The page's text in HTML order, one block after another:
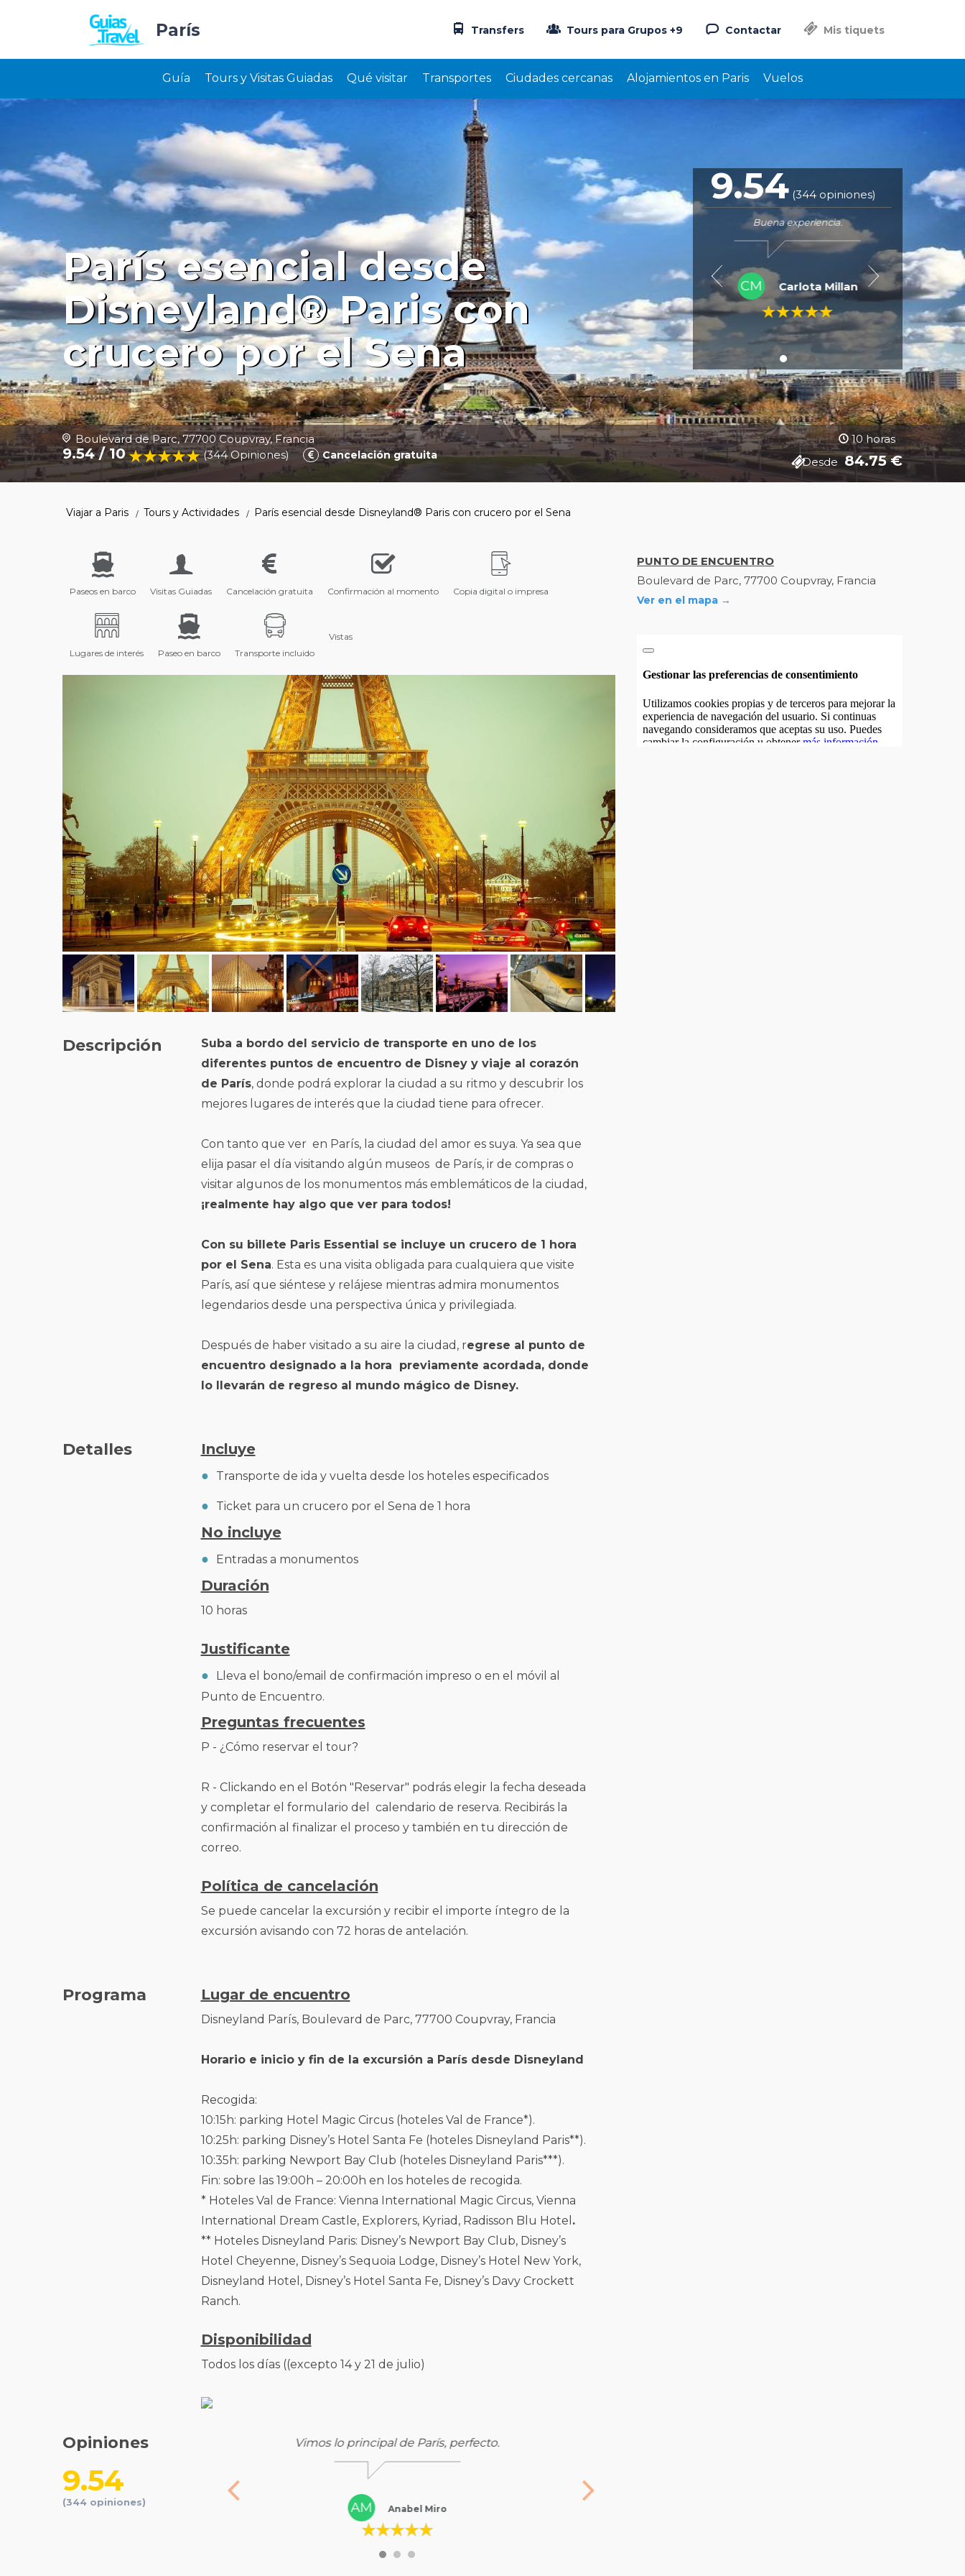
París Mis tiquets
Contactar
Tours para Grupos +9
Transfers
Guía Tours y Visitas Guiadas Qué visitar Transportes Ciudades cercanas Alojamientos en Paris Vuelos
París esencial desde
Disneyland® Paris con
crucero por el Sena
Boulevard de Parc, 77700 Coupvray, Francia
9.54 / 10 (344 Opiniones) Cancelación gratuita
10 horas
Desde 84.75 €
9.54 (344 opiniones)
Vimos lo principal de París, perfecto. Buena experiencia.
CM Carlota Millan CZ
Viajar a Paris Tours y Actividades París esencial desde Disneyland® Paris con crucero por el Sena
Paseos en barco Visitas Guiadas Cancelación gratuita Confirmación al momento Copia digital o impresa
Lugares de interés Paseo en barco Transporte incluido
Vistas
Descripción
Suba a bordo del servicio de transporte en uno de los
diferentes puntos de encuentro de Disney y viaje al corazón
de París, donde podrá explorar la ciudad a su ritmo y descubrir los
mejores lugares de interés que la ciudad tiene para ofrecer.
Con tanto que ver en París, la ciudad del amor es suya. Ya sea que
elija pasar el día visitando algún museos de París, ir de compras o
visitar algunos de los monumentos más emblemáticos de la ciudad,
¡realmente hay algo que ver para todos!
Con su billete Paris Essential se incluye un crucero de 1 hora
por el Sena. Esta es una visita obligada para cualquiera que visite
París, así que siéntese y relájese mientras admira monumentos
legendarios desde una perspectiva única y privilegiada.
Después de haber visitado a su aire la ciudad, regrese al punto de
encuentro designado a la hora previamente acordada, donde
lo llevarán de regreso al mundo mágico de Disney.
Detalles Incluye
Transporte de ida y vuelta desde los hoteles especificados
Ticket para un crucero por el Sena de 1 hora
No incluye
Entradas a monumentos
Duración
10 horas
Justificante
Lleva el bono/email de confirmación impreso o en el móvil al
Punto de Encuentro.
Preguntas frecuentes
P - ¿Cómo reservar el tour?
R - Clickando en el Botón "Reservar" podrás elegir la fecha deseada
y completar el formulario del calendario de reserva. Recibirás la
confirmación al finalizar el proceso y también en tu dirección de
correo.
Política de cancelación
Se puede cancelar la excursión y recibir el importe íntegro de la
excursión avisando con 72 horas de antelación.
Programa Lugar de encuentro
Disneyland París, Boulevard de Parc, 77700 Coupvray, Francia
Horario e inicio y fin de la excursión a París desde Disneyland
Recogida:
10:15h: parking Hotel Magic Circus (hoteles Val de France*).
10:25h: parking Disney’s Hotel Santa Fe (hoteles Disneyland Paris**).
10:35h: parking Newport Bay Club (hoteles Disneyland Paris***).
Fin: sobre las 19:00h – 20:00h en los hoteles de recogida.
* Hoteles Val de France: Vienna International Magic Circus, Vienna
International Dream Castle, Explorers, Kyriad, Radisson Blu Hotel .
** Hoteles Disneyland Paris: Disney’s Newport Bay Club, Disney’s
Hotel Cheyenne, Disney’s Sequoia Lodge, Disney’s Hotel New York,
Disneyland Hotel, Disney’s Hotel Santa Fe, Disney’s Davy Crockett
Ranch.
Disponibilidad
Todos los días ((excepto 14 y 21 de julio)
Opiniones
9.54
(344 opiniones)
Vimos lo principal de París, perfecto.
AM Anabel Miro
PUNTO DE ENCUENTRO
Boulevard de Parc, 77700 Coupvray, Francia
Ver en el mapa →